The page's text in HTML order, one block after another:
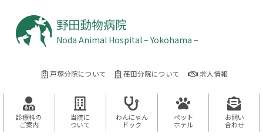
野田動物病院
Noda Animal Hospital – Yokohama –
戸塚分院について 荏田分院について 求人情報
診療科の
ご案内
当院に
ついて
わんにゃん
ドック
ペット
ホテル
お問い
合わせ